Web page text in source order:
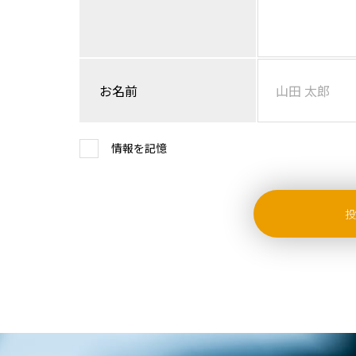
お名前
情報を記憶